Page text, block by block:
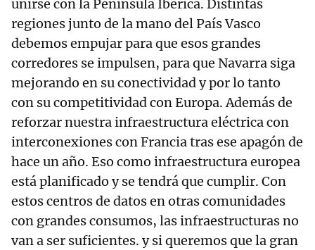
unirse con la Península Ibérica. Distintas
regiones junto de la mano del País Vasco
debemos empujar para que esos grandes
corredores se impulsen, para que Navarra siga
mejorando en su conectividad y por lo tanto
con su competitividad con Europa. Además de
reforzar nuestra infraestructura eléctrica con
interconexiones con Francia tras ese apagón de
hace un año. Eso como infraestructura europea
está planificado y se tendrá que cumplir. Con
estos centros de datos en otras comunidades
con grandes consumos, las infraestructuras no
van a ser suficientes. y si queremos que la gran